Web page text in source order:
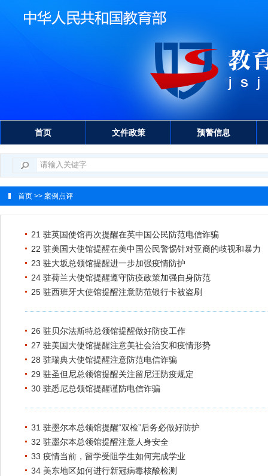
首页 文件政策 预警信息
首页 >> 案例点评
21 驻英国使馆再次提醒在英中国公民防范电信诈骗
22 驻美国大使馆提醒在美中国公民警惕针对亚裔的歧视和暴力
23 驻大坂总领馆提醒进一步加强疫情防护
24 驻荷兰大使馆提醒遵守防疫政策加强自身防范
25 驻西班牙大使馆提醒注意防范银行卡被盗刷
26 驻贝尔法斯特总领馆提醒做好防疫工作
27 驻美国大使馆提醒注意美社会治安和疫情形势
28 驻瑞典大使馆提醒注意防范电信诈骗
29 驻圣但尼总领馆提醒关注留尼汪防疫规定
30 驻悉尼总领馆提醒谨防电信诈骗
31 驻墨尔本总领馆提醒“双检”后务必做好防护
32 驻墨尔本总领馆提醒注意人身安全
33 疫情当前，留学受阻学生如何完成学业
34 美东地区如何进行新冠病毒核酸检测